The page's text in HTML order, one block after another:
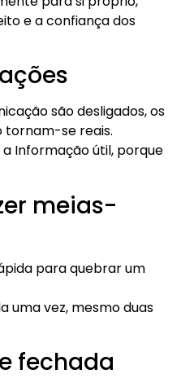
e a confiança dos
são desligados, os
tornam-se reais.
a Informação útil, porque
meias-
para quebrar um
uma vez, mesmo duas
fechada